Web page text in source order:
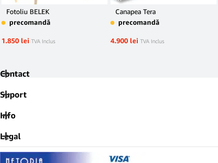
Fotoliu BELEK
precomandă
1.850 lei TVA Inclus
Canapea Tera
precomandă
4.900 lei TVA Inclus
Contact
Suport
Info
Legal